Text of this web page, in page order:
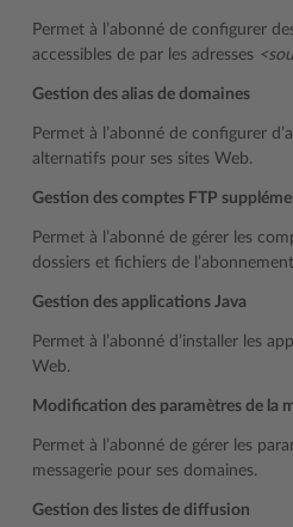
Permet à l’abonné de configurer
accessibles de par les adresses
Gestion des alias de domaines
Permet à l’abonné de configurer
alternatifs pour ses sites Web.
Gestion des comptes FTP
Permet à l’abonné de gérer les
dossiers et fichiers de
Gestion des applications Java
Permet à l’abonné d’installer les
Web.
Modification des paramètres de la
Permet à l’abonné de gérer les
messagerie pour ses domaines.
Gestion des listes de diffusion